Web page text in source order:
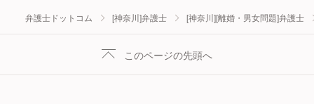
弁護士ドットコム [神奈川]弁護士 [神奈川][離婚・男女問題]弁護士
このページの先頭へ